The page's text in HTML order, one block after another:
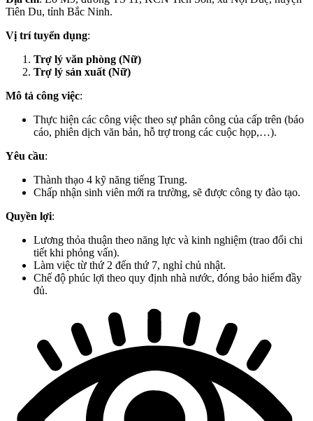
Tiên Du, tỉnh Bắc Ninh.
Vị trí tuyển dụng:
Trợ lý văn phòng (Nữ)
Trợ lý sản xuất (Nữ)
Mô tả công việc:
Thực hiện các công việc theo sự phân công của cấp trên (báo
cáo, phiên dịch văn bản, hỗ trợ trong các cuộc họp,…).
Yêu cầu:
Thành thạo 4 kỹ năng tiếng Trung.
Chấp nhận sinh viên mới ra trường, sẽ được công ty đào tạo.
Quyền lợi:
Lương thỏa thuận theo năng lực và kinh nghiệm (trao đổi chi
tiết khi phỏng vấn).
Làm việc từ thứ 2 đến thứ 7, nghỉ chủ nhật.
Chế độ phúc lợi theo quy định nhà nước, đóng bảo hiểm đầy
đủ.